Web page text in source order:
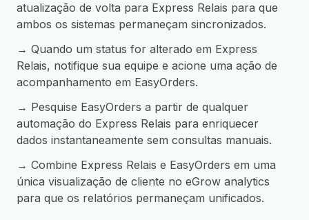
atualização de volta para Express Relais para que
ambos os sistemas permaneçam sincronizados.
→ Quando um status for alterado em Express
Relais, notifique sua equipe e acione uma ação de
acompanhamento em EasyOrders.
→ Pesquise EasyOrders a partir de qualquer
automação do Express Relais para enriquecer
dados instantaneamente sem consultas manuais.
→ Combine Express Relais e EasyOrders em uma
única visualização de cliente no eGrow analytics
para que os relatórios permaneçam unificados.